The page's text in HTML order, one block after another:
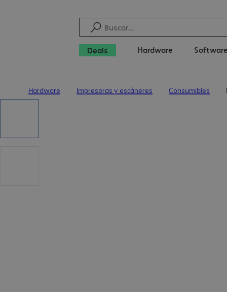
Deals Hardware Software
Hardware Impresoras y escáneres Consumibles